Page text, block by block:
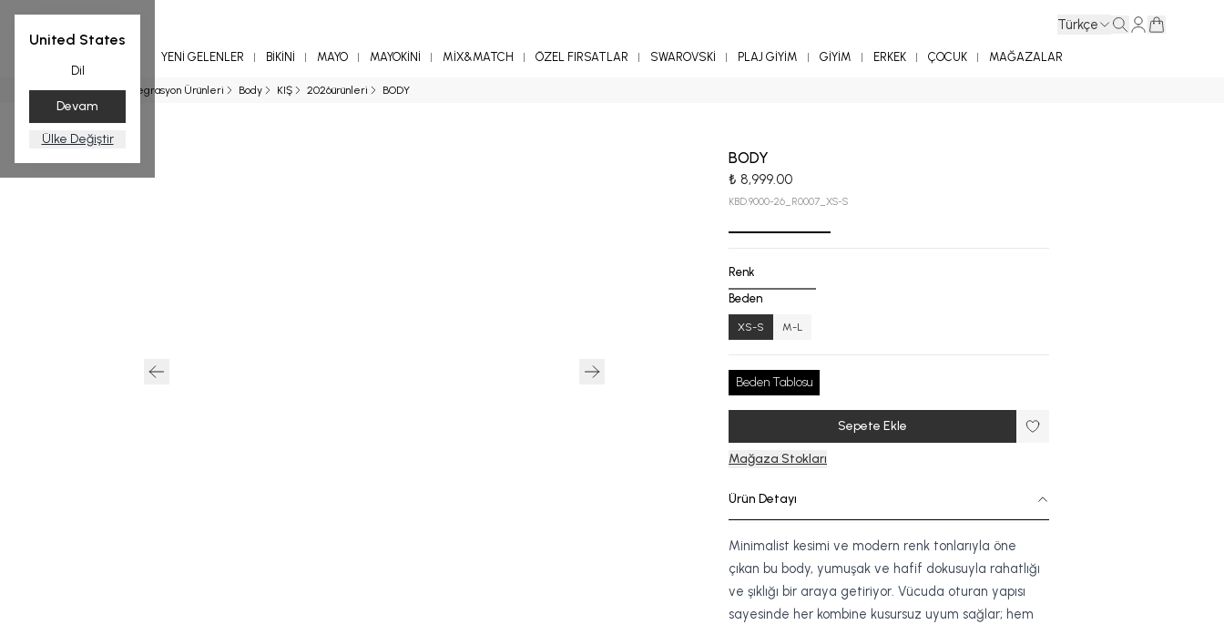
United States
Dil
Devam
Ülke Değiştir
Türkçe
YENİ GELENLER BİKİNİ MAYO MAYOKİNİ MİX&MATCH ÖZEL FIRSATLAR SWAROVSKİ PLAJ GİYİM GİYİM ERKEK ÇOCUK MAĞAZALAR
Ana Sayfa Entegrasyon Ürünleri Body KIŞ 2026ürünleri BODY
BODY
₺ 8,999.00
KBD.9000-26_R0007_XS-S
Renk
Beden
XS-S M-L
Beden Tablosu
Sepete Ekle
Mağaza Stokları
Ürün Detayı
Minimalist kesimi ve modern renk tonlarıyla öne
çıkan bu body, yumuşak ve hafif dokusuyla rahatlığı
ve şıklığı bir araya getiriyor. Vücuda oturan yapısı
sayesinde her kombine kusursuz uyum sağlar; hem